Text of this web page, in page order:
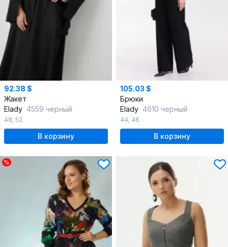
92.38 $
Жакет
Elady 4559 черный
48, 52
В корзину
105.03 $
Брюки
Elady 4610 черный
44, 46
В корзину
%